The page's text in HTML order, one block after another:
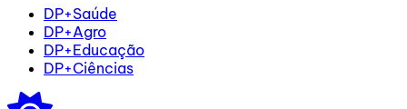
DP+Saúde
DP+Agro
DP+Educação
DP+Ciências